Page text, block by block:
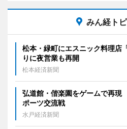
みん経ト
松本・緑町にエスニック料理
りに夜営業も再開
松本経済新聞
弘道館・偕楽園をゲームで再
ポーツ交流戦
水戸経済新聞